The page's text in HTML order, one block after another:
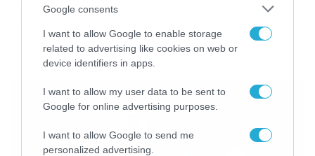
Google consents
I want to allow Google to enable storage
related to advertising like cookies on web or
device identifiers in apps.
I want to allow my user data to be sent to
Google for online advertising purposes.
I want to allow Google to send me
personalized advertising.
Δείτε το αποτέλεσμα της κλήρωσης του Champions
League – Ματσάρες! Ολοκληρώθηκε η διαδικασία της
κλήρωσης της προημιτελικής φάσης του Champions
League και όπως ήταν λογικό προέκυψαν… ματσάρες!
Αγγλική μονομαχία ανάμεσα σε Τότεναμ και Σίτι,
κλασσική αναμέτρηση ανάμεσα σε Μπαρτσελόνα και
Γιουνάιτεντ. Διαβάστε περισσότερα ΕΔΩ